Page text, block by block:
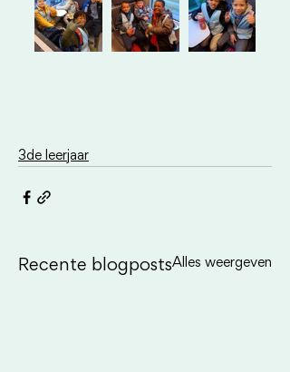
3de leerjaar
Recente blogpostsAlles weergeven